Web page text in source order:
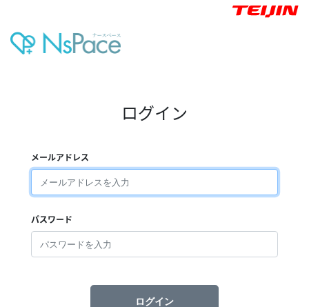
ログイン
メールアドレス
パスワード
ログイン